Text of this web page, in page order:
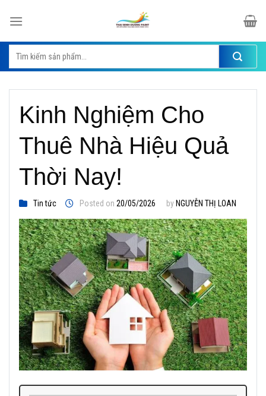
Tìm
kiếm:
Kinh Nghiệm Cho
Thuê Nhà Hiệu Quả
Thời Nay!
Tin tức Posted on 20/05/2026 by NGUYỄN THỊ LOAN